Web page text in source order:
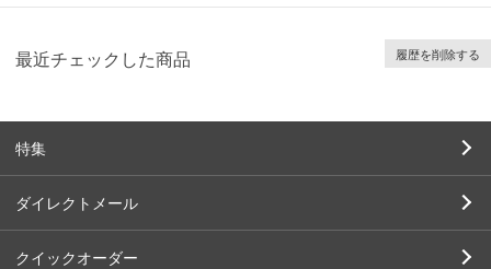
最近チェックした商品 履歴を削除する
特集
ダイレクトメール
クイックオーダー